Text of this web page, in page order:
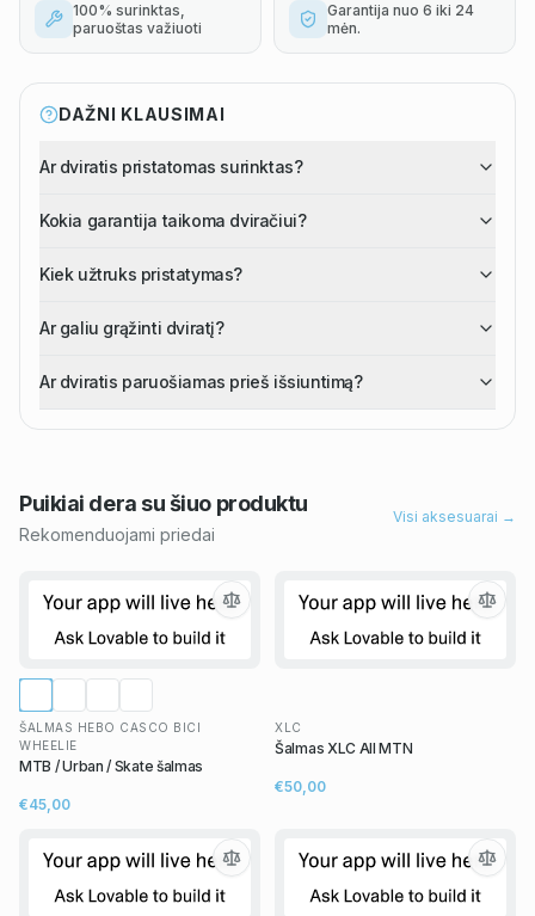
100% surinktas,
paruoštas važiuoti
Garantija nuo 6 iki 24
mėn.
DAŽNI KLAUSIMAI
Ar dviratis pristatomas surinktas?
Kokia garantija taikoma dviračiui?
Kiek užtruks pristatymas?
Ar galiu grąžinti dviratį?
Ar dviratis paruošiamas prieš išsiuntimą?
Puikiai dera su šiuo produktu
Rekomenduojami priedai
Visi aksesuarai →
ŠALMAS HEBO CASCO BICI
WHEELIE
MTB / Urban / Skate šalmas
€45,00
XLC
Šalmas XLC All MTN
€50,00